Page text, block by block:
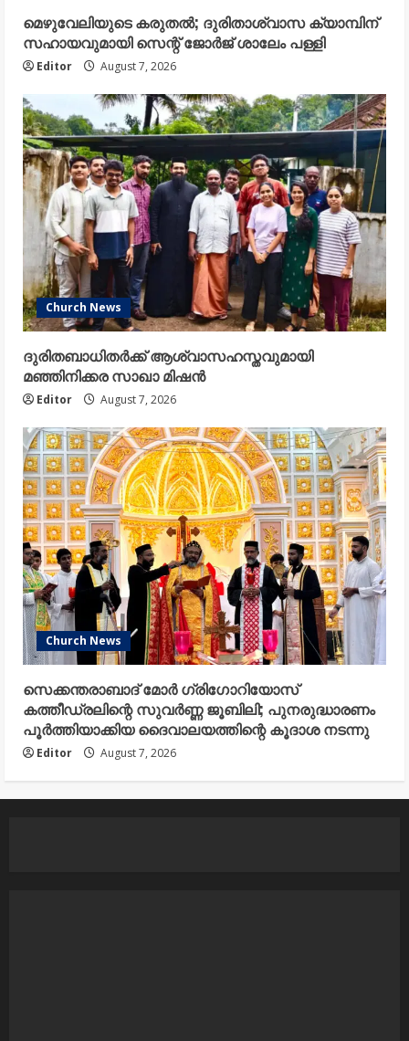
മെഴുവേലിയുടെ കരുതൽ; ദുരിതാശ്വാസ ക്യാമ്പിന്
സഹായവുമായി സെന്റ് ജോർജ് ശാലേം പള്ളി
Editor August 7, 2026
Church News
ദുരിതബാധിതർക്ക് ആശ്വാസഹസ്തവുമായി
മഞ്ഞിനിക്കര സാഖാ മിഷൻ
Editor August 7, 2026
Church News
സെക്കന്തരാബാദ് മോർ ഗ്രിഗോറിയോസ്
കത്തീഡ്രലിന്റെ സുവർണ്ണ ജൂബിലി; പുനരുദ്ധാരണം
പൂർത്തിയാക്കിയ ദൈവാലയത്തിന്റെ കൂദാശ നടന്നു
Editor August 7, 2026